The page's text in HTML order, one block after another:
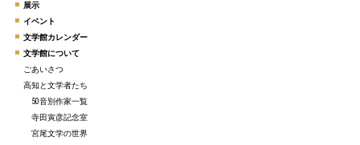
展示
イベント
文学館カレンダー
文学館について
ごあいさつ
高知と文学者たち
50音別作家一覧
寺田寅彦記念室
宮尾文学の世界